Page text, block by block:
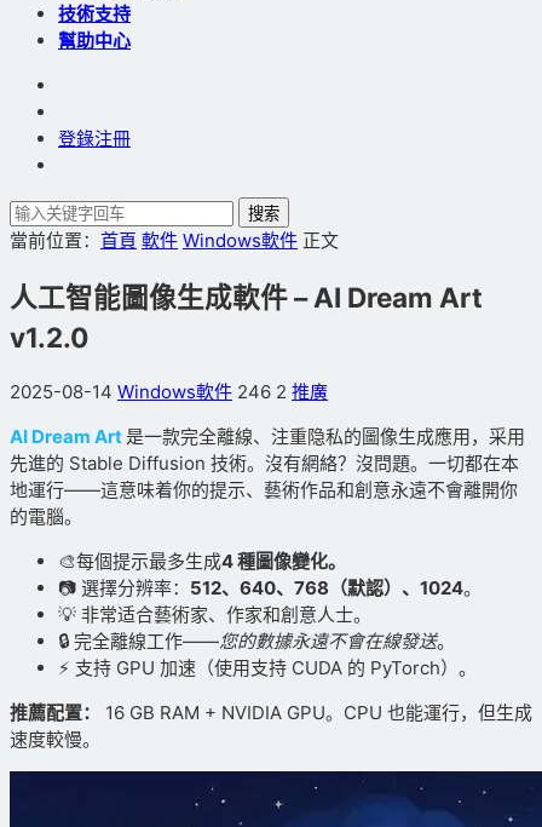
技術支持
幫助中心
登錄注冊
搜索
當前位置： 首頁 軟件 Windows軟件 正文
人工智能圖像生成軟件 – AI Dream Art
v1.2.0
2025-08-14 Windows軟件 246 2 推廣
AI Dream Art是一款完全離線、注重隐私的圖像生成應用，采用
先進的 Stable Diffusion 技術。沒有網絡？沒問題。一切都在本
地運行——這意味着你的提示、藝術作品和創意永遠不會離開你
的電腦。
🎨每個提示最多生成4 種圖像變化。
📷 選擇分辨率： 512、640、768（默認）、1024。
💡 非常适合藝術家、作家和創意人士。
🔒 完全離線工作——您的數據永遠不會在線發送。
⚡ 支持 GPU 加速（使用支持 CUDA 的 PyTorch）。
推薦配置：
16 GB RAM + NVIDIA GPU。CPU 也能運行，但生成
速度較慢。